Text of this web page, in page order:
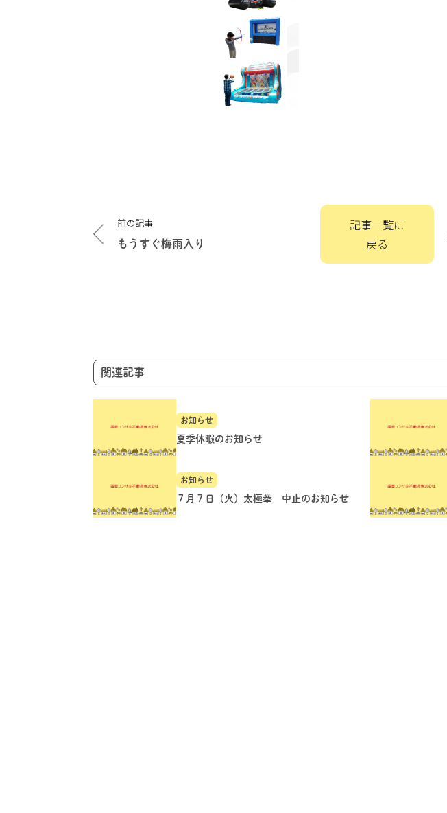
稿
ナ
前の記事
もうすぐ梅雨入り
記事一覧に
戻る
関連記事
お知らせ
夏季休暇のお知らせ
お知らせ
７月７日（火）太極拳 中止のお知らせ